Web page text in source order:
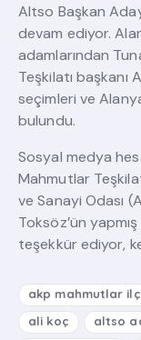
Altso Başkan
devam ediyor.
adamlarından
Teşkilatı başkanı
seçimleri ve
bulundu.
Sosyal medya
Mahmutlar
ve Sanayi Odası
Toksöz’ün
teşekkür ediyor,
akp mahmutlar
ali koç
altso